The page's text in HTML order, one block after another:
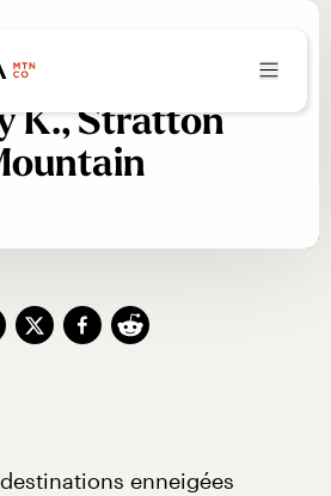
de la neige :
K., Stratton
enneigées